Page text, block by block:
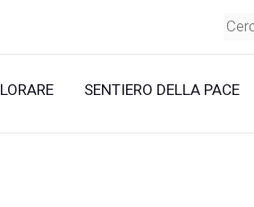
SENTIERO DELLA PACE